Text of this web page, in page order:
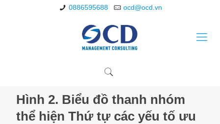
0886595688 ocd@ocd.vn
Hình 2. Biểu đồ thanh nhóm
thể hiện Thứ tự các yếu tố ưu